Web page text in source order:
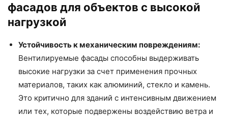
фасадов для объектов с высокой
нагрузкой
Устойчивость к механическим повреждениям:
Вентилируемые фасады способны выдерживать
высокие нагрузки за счет применения прочных
материалов, таких как алюминий, стекло и камень.
Это критично для зданий с интенсивным движением
или тех, которые подвержены воздействию ветра и